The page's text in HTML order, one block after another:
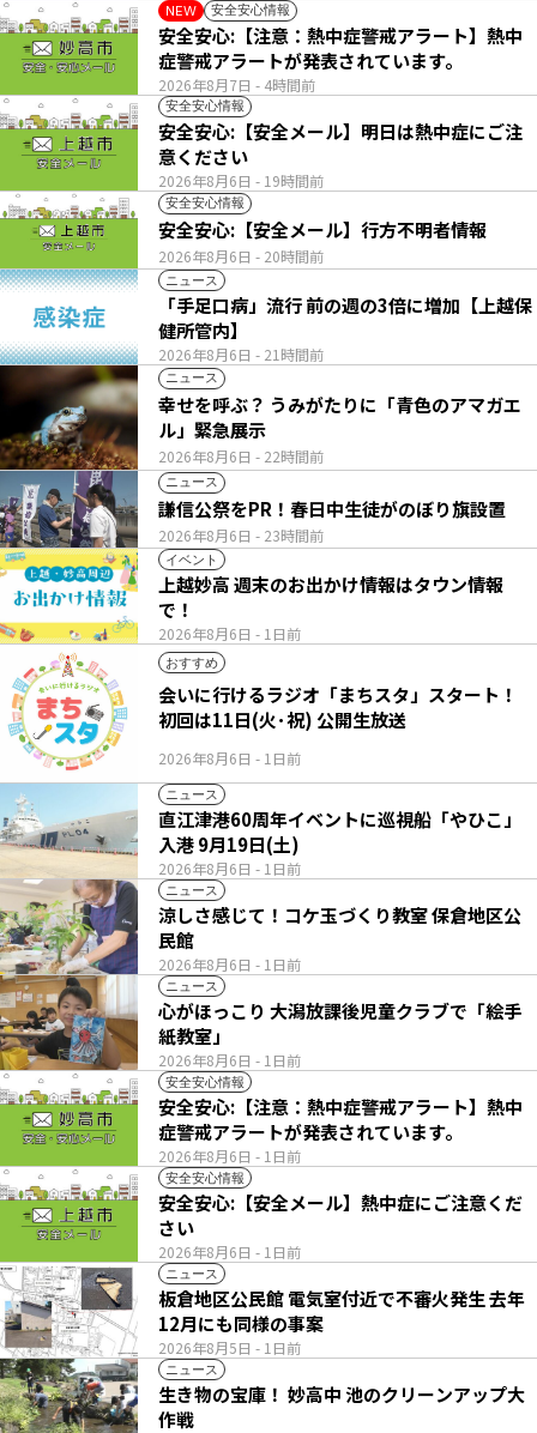
NEW 安全安心情報
2026年8月7日 - 4時間前
安全安心:【注意：熱中症警戒アラート】熱中
症警戒アラートが発表されています。
安全安心情報
2026年8月6日 - 19時間前
安全安心:【安全メール】明日は熱中症にご注
意ください
安全安心情報
2026年8月6日 - 20時間前
安全安心:【安全メール】行方不明者情報
ニュース
2026年8月6日 - 21時間前
「手足口病」流行 前の週の3倍に増加【上越保
健所管内】
ニュース
2026年8月6日 - 22時間前
幸せを呼ぶ？ うみがたりに「青色のアマガエ
ル」緊急展示
ニュース
2026年8月6日 - 23時間前
謙信公祭をPR！春日中生徒がのぼり旗設置
イベント
2026年8月6日 - 1日前
上越妙高 週末のお出かけ情報はタウン情報
で！
おすすめ
2026年8月6日 - 1日前
会いに行けるラジオ「まちスタ」スタート！
初回は11日(火･祝) 公開生放送
ニュース
2026年8月6日 - 1日前
直江津港60周年イベントに巡視船「やひこ」
入港 9月19日(土)
ニュース
2026年8月6日 - 1日前
涼しさ感じて！コケ玉づくり教室 保倉地区公
民館
ニュース
2026年8月6日 - 1日前
心がほっこり 大潟放課後児童クラブで「絵手
紙教室」
安全安心情報
2026年8月6日 - 1日前
安全安心:【注意：熱中症警戒アラート】熱中
症警戒アラートが発表されています。
安全安心情報
2026年8月6日 - 1日前
安全安心:【安全メール】熱中症にご注意くだ
さい
ニュース
2026年8月5日 - 1日前
板倉地区公民館 電気室付近で不審火発生 去年
12月にも同様の事案
ニュース
生き物の宝庫！ 妙高中 池のクリーンアップ大
作戦